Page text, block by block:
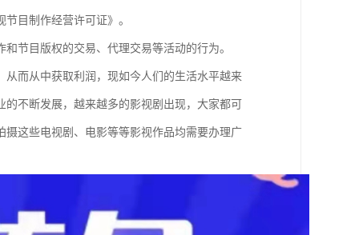
目制作经营许可证》。
节目版权的交易、代理交易等活动的行为。
而从中获取利润，现如今人们的生活水平越来
不断发展，越来越多的影视剧出现，大家都可
这些电视剧、电影等等影视作品均需要办理广